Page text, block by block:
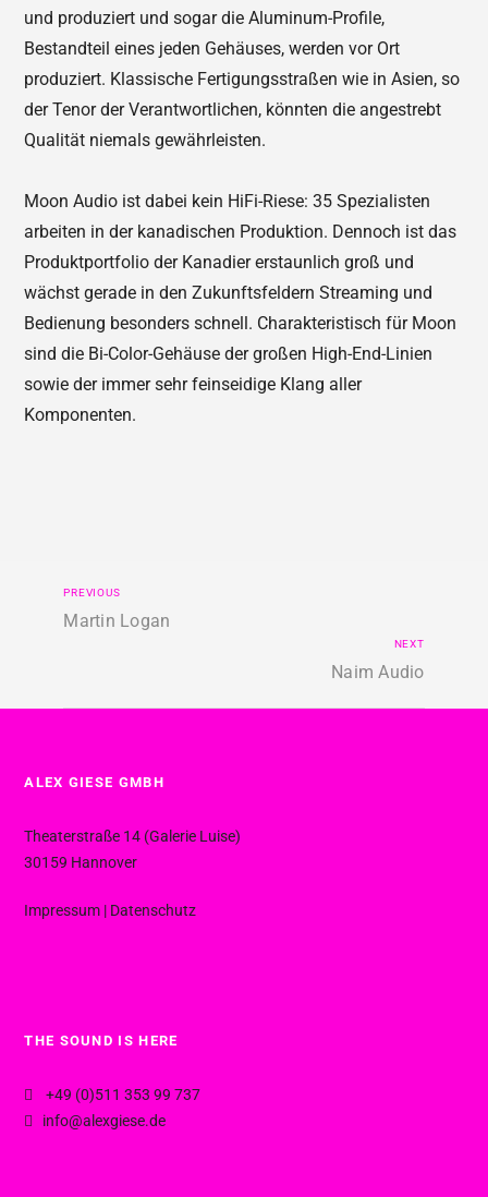
und produziert und sogar die Aluminum-Profile,
Bestandteil eines jeden Gehäuses, werden vor Ort
produziert. Klassische Fertigungsstraßen wie in Asien, so
der Tenor der Verantwortlichen, könnten die angestrebt
Qualität niemals gewährleisten.
Moon Audio ist dabei kein HiFi-Riese: 35 Spezialisten
arbeiten in der kanadischen Produktion. Dennoch ist das
Produktportfolio der Kanadier erstaunlich groß und
wächst gerade in den Zukunftsfeldern Streaming und
Bedienung besonders schnell. Charakteristisch für Moon
sind die Bi-Color-Gehäuse der großen High-End-Linien
sowie der immer sehr feinseidige Klang aller
Komponenten.
PREVIOUS
Martin Logan
NEXT
Naim Audio
ALEX GIESE GMBH
Theaterstraße 14 (Galerie Luise)
30159 Hannover
Impressum | Datenschutz
THE SOUND IS HERE
+49 (0)511 353 99 737
info@alexgiese.de